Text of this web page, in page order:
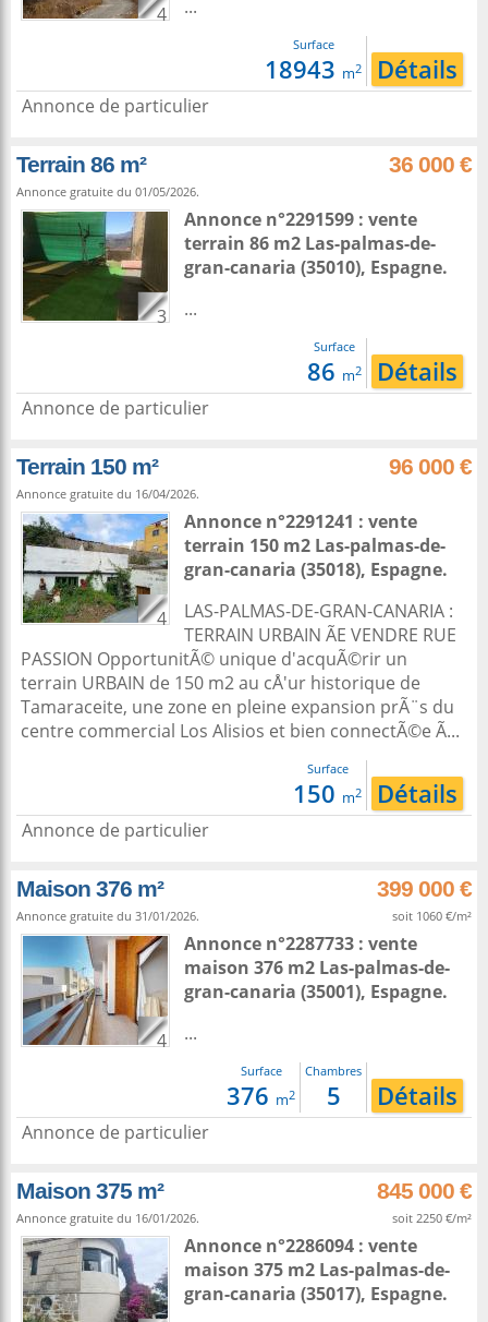
4 ...
Surface
18943 m2 Détails
Annonce de particulier
Terrain 86 m² 36 000 €
Annonce gratuite du 01/05/2026.
3
Annonce n°2291599 : vente
terrain 86 m2 Las-palmas-de-
gran-canaria (35010), Espagne.
...
Surface
86 m2 Détails
Annonce de particulier
Terrain 150 m² 96 000 €
Annonce gratuite du 16/04/2026.
4
Annonce n°2291241 : vente
terrain 150 m2 Las-palmas-de-
gran-canaria (35018), Espagne.
LAS-PALMAS-DE-GRAN-CANARIA :
TERRAIN URBAIN ÃE VENDRE RUE
PASSION OpportunitÃ© unique d'acquÃ©rir un
terrain URBAIN de 150 m2 au cÅ'ur historique de
Tamaraceite, une zone en pleine expansion prÃ¨s du
centre commercial Los Alisios et bien connectÃ©e Ã...
Surface
150 m2 Détails
Annonce de particulier
Maison 376 m² 399 000 €
Annonce gratuite du 31/01/2026. soit 1060 €/m²
4
Annonce n°2287733 : vente
maison 376 m2 Las-palmas-de-
gran-canaria (35001), Espagne.
...
Surface
376 m2
Chambres
5 Détails
Annonce de particulier
Maison 375 m² 845 000 €
Annonce gratuite du 16/01/2026. soit 2250 €/m²
Annonce n°2286094 : vente
maison 375 m2 Las-palmas-de-
gran-canaria (35017), Espagne.